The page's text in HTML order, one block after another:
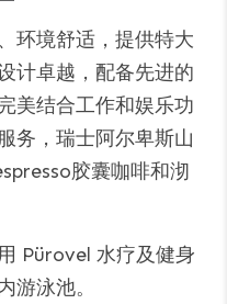
环境舒适，提供特大
计卓越，配备先进的
美结合工作和娱乐功
务，瑞士阿尔卑斯山
胶囊咖啡和沏
Pürovel 水疗及健身
游泳池。